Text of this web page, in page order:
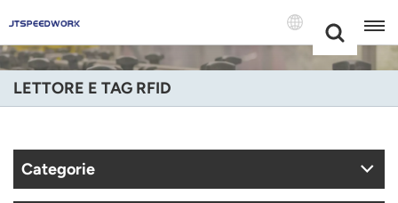
+86 -18681515767
English
Français
Deutsch
LETTORE E TAG RFID
Categorie